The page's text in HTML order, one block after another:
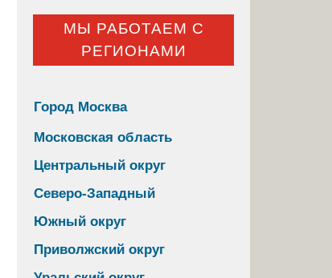
МЫ РАБОТАЕМ С
РЕГИОНАМИ
Город Москва
Московская область
Центральный округ
Северо-Западный
Южный округ
Приволжский округ